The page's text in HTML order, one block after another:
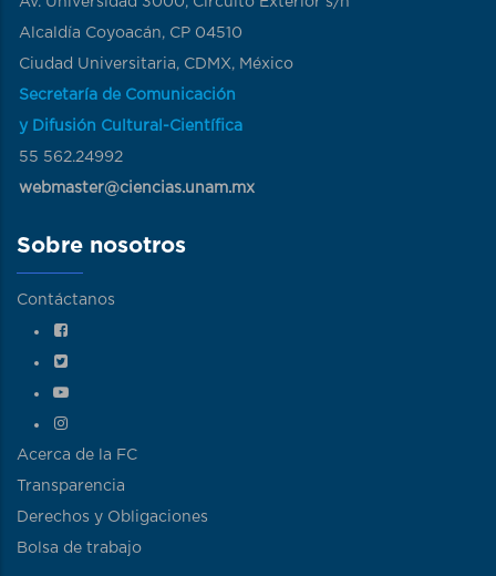
Alcaldía Coyoacán, CP 04510
Ciudad Universitaria, CDMX, México
Secretaría de Comunicación
y Difusión Cultural-Científica
55 562.24992
webmaster@ciencias.unam.mx
Sobre nosotros
Contáctanos
Acerca de la FC
Transparencia
Derechos y Obligaciones
Bolsa de trabajo